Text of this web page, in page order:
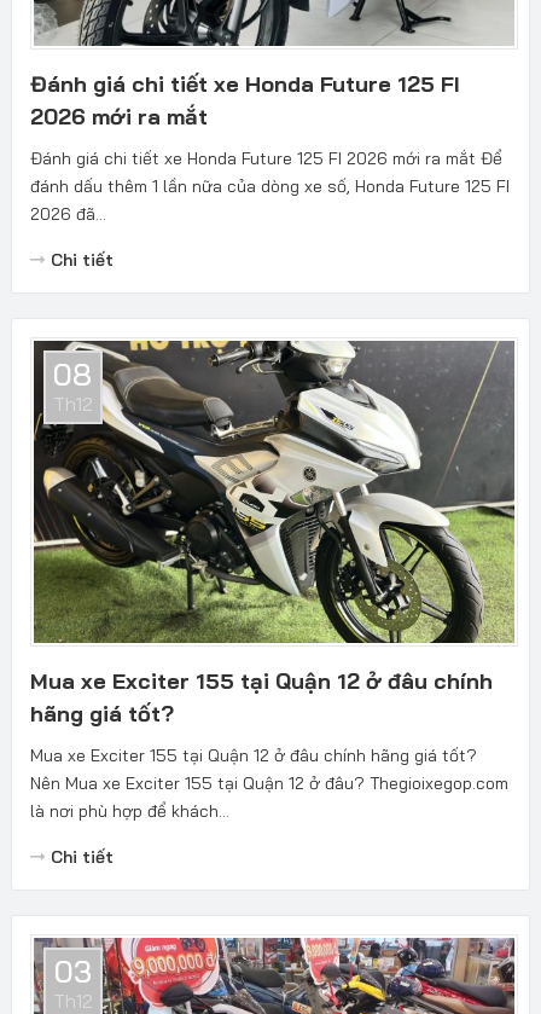
Đánh giá chi tiết xe Honda Future 125 FI
2026 mới ra mắt
Đánh giá chi tiết xe Honda Future 125 FI 2026 mới ra mắt Để
đánh dấu thêm 1 lần nữa của dòng xe số, Honda Future 125 FI
2026 đã...
Chi tiết
08
Th12
Mua xe Exciter 155 tại Quận 12 ở đâu chính
hãng giá tốt?
Mua xe Exciter 155 tại Quận 12 ở đâu chính hãng giá tốt?
Nên Mua xe Exciter 155 tại Quận 12 ở đâu? Thegioixegop.com
là nơi phù hợp để khách...
Chi tiết
03
Th12